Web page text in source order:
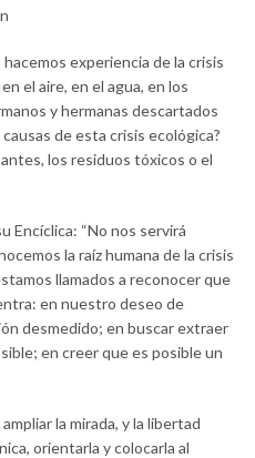
experiencia de la crisis
el aire, en el agua, en los
y hermanas descartados
de esta crisis ecológica?
los residuos tóxicos o el
Encíclica: “No nos servirá
la raíz humana de la crisis
llamados a reconocer que
en nuestro deseo de
desmedido; en buscar extraer
en creer que es posible un
la mirada, y la libertad
orientarla y colocarla al